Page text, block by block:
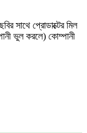
সাথে প্রোডাক্টের মিল
ভুল করলে) কোম্পানী